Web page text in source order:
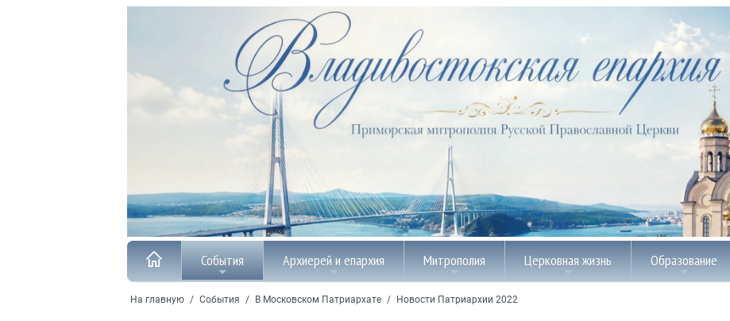
События Архиерей и епархия Митрополия Церковная жизнь Образование
На главную / События / В Московском Патриархате / Новости Патриархии 2022